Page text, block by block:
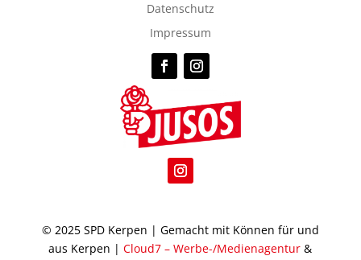
Datenschutz
Impressum
© 2025 SPD Kerpen | Gemacht mit Können für und
aus Kerpen |Cloud7 – Werbe-/Medienagentur &